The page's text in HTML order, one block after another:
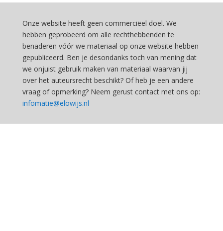
Onze website heeft geen commerciëel doel. We
hebben geprobeerd om alle rechthebbenden te
benaderen vóór we materiaal op onze website hebben
gepubliceerd. Ben je desondanks toch van mening dat
we onjuist gebruik maken van materiaal waarvan jij
over het auteursrecht beschikt? Of heb je een andere
vraag of opmerking? Neem gerust contact met ons op:
infomatie@elowijs.nl